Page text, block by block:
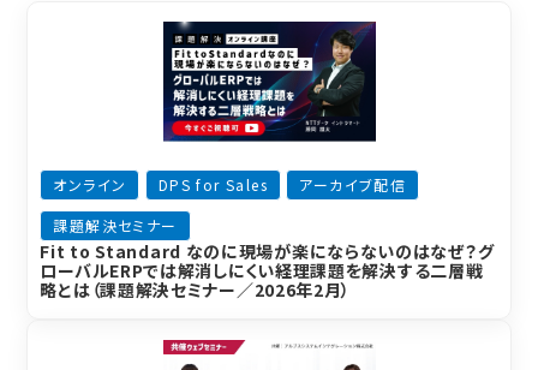
オンライン DPS for Sales
アーカイブ配信
課題解決セミナー
Fit to Standard なのに現場が楽にならないのはなぜ？グ
ローバルERPでは解消しにくい経理課題を解決する二層戦
略とは（課題解決セミナー／2026年2月）